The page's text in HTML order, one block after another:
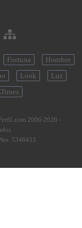
Fortuna
Hombre
Look
Luz
2006-2026 -
5346433